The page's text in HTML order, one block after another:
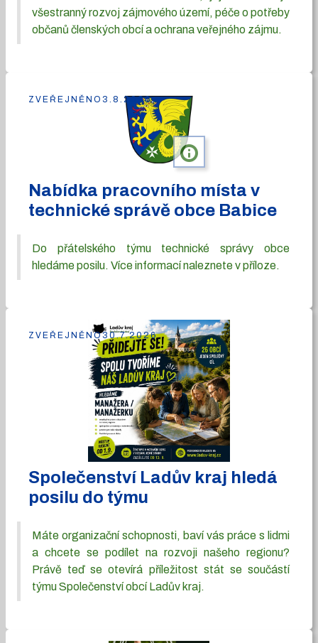
všestranný rozvoj zájmového území, péče o potřeby
občanů členských obcí a ochrana veřejného zájmu.
info
Nabídka pracovního místa v
technické správě obce Babice
Do přátelského týmu technické správy obce
hledáme posilu. Více informací naleznete v příloze.
ZVEŘEJNĚNO 3.8.2026
Společenství Ladův kraj hledá
posilu do týmu
Máte organizační schopnosti, baví vás práce s lidmi
a chcete se podílet na rozvoji našeho regionu?
Právě teď se otevírá příležitost stát se součástí
týmu Společenství obcí Ladův kraj.
ZVEŘEJNĚNO30.7.2026